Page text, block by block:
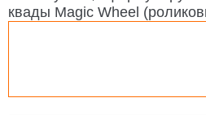
квады Magic Wheel